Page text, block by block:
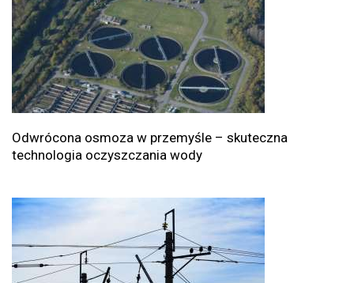
Odwrócona osmoza w przemyśle – skuteczna
technologia oczyszczania wody